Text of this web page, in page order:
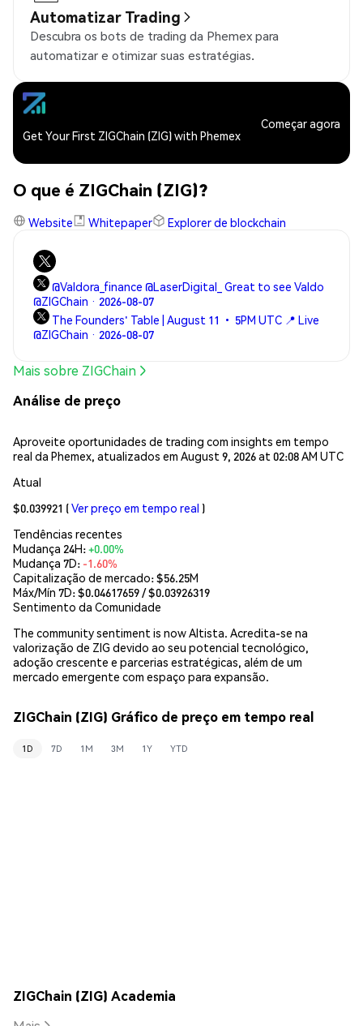
Automatizar Trading
Descubra os bots de trading da Phemex para
automatizar e otimizar suas estratégias.
Get Your First ZIGChain (ZIG) with Phemex
Começar agora
O que é ZIGChain (ZIG)?
Website Whitepaper Explorer de blockchain
@Valdora_finance @LaserDigital_ Great to see Valdo
@ZIGChain · 2026-08-07
The Founders' Table | August 11 • 5PM UTC 📍 Live
@ZIGChain · 2026-08-07
Mais sobre ZIGChain
Análise de preço
Aproveite oportunidades de trading com insights em tempo
real da Phemex, atualizados em August 9, 2026 at 02:08 AM UTC
Atual
$0.039921 (Ver preço em tempo real )
Tendências recentes
Mudança 24H:+0.00%
Mudança 7D: -1.60%
Capitalização de mercado:$56.25M
Máx/Mín 7D: $0.04617659/ $0.03926319
Sentimento da Comunidade
The community sentiment is now Altista. Acredita-se na
valorização de ZIG devido ao seu potencial tecnológico,
adoção crescente e parcerias estratégicas, além de um
mercado emergente com espaço para expansão.
ZIGChain (ZIG) Gráfico de preço em tempo real
1D 7D 1M 3M 1Y YTD
ZIGChain (ZIG) Academia